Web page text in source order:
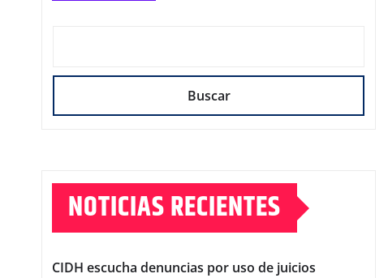
Buscar
NOTICIAS RECIENTES
CIDH escucha denuncias por uso de juicios